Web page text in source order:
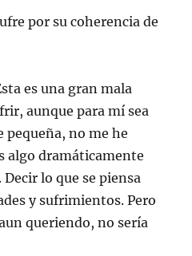
por su coherencia de
es una gran mala
aunque para mí sea
pequeña, no me he
algo dramáticamente
lo que se piensa
y sufrimientos. Pero
queriendo, no sería